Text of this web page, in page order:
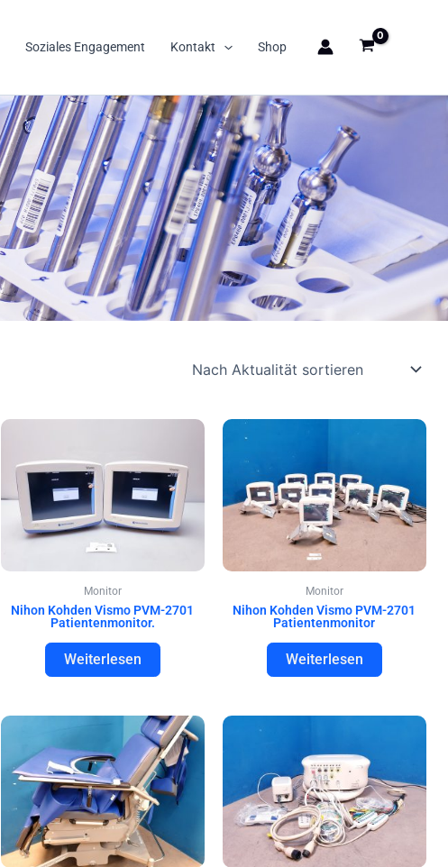
Soziales Engagement Kontakt Shop
Monitor
Nihon Kohden Vismo PVM-2701
Patientenmonitor.
Weiterlesen
Monitor
Nihon Kohden Vismo PVM-2701
Patientenmonitor
Weiterlesen